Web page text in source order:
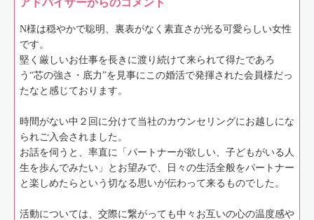
アドバイザーからのコメント
N様は穏やかで聡明、裏表がなく素直さが光る可愛らしい女性
です。
堅く厳しいお仕事を長きに渡り続けて来られて得たであろ
う“芯の強さ・底力”を見事にこの婚活で発揮された会員様だっ
たなと感じております。
時間がない中２回に分けて当社のカウンセリングにお越しにな
られご入会されました。
お話を伺うと、率直に「パートナーが欲しい、子どもがいる人
生を歩んでみたい」とお望みで、日々の生活全般をパートナー
と楽しめたらという切なる思いが伝わって来るものでした。
活動については、交際に繋がっても中々お互いの心の温度感や